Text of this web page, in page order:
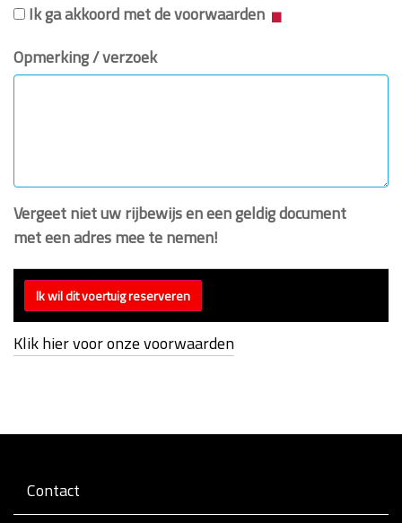
Ik ga akkoord met de voorwaarden
Opmerking / verzoek
Vergeet niet uw rijbewijs en een geldig document
met een adres mee te nemen!
Klik hier voor onze voorwaarden
Contact